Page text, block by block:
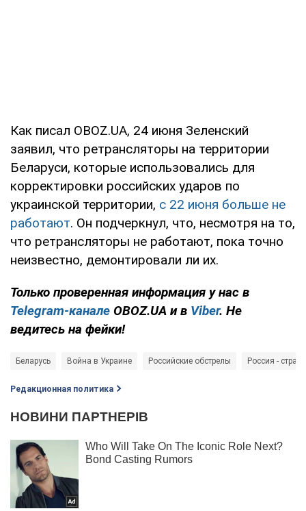
Как писал OBOZ.UA, 24 июня Зеленский
заявил, что ретрансляторы на территории
Беларуси, которые использовались для
корректировки российских ударов по
украинской территории, с 22 июня больше не
работают. Он подчеркнул, что, несмотря на то,
что ретрансляторы не работают, пока точно
неизвестно, демонтировали ли их.
Только проверенная информация у нас в
Telegram-канале OBOZ.UA и в Viber. Не
ведитесь на фейки!
Беларусь Война в Украине Российские обстрелы Россия -
Редакционная политика